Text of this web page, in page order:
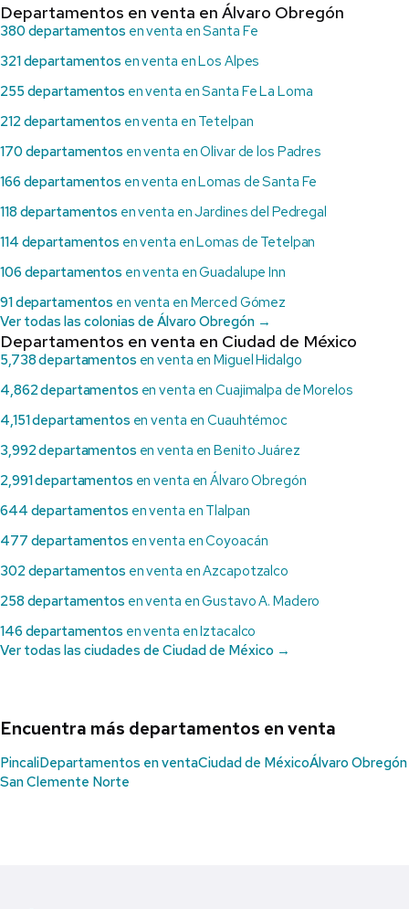
Departamentos en venta en Álvaro Obregón
380 departamentos en venta en Santa Fe
321 departamentos en venta en Los Alpes
255 departamentos en venta en Santa Fe La Loma
212 departamentos en venta en Tetelpan
170 departamentos en venta en Olivar de los Padres
166 departamentos en venta en Lomas de Santa Fe
118 departamentos en venta en Jardines del Pedregal
114 departamentos en venta en Lomas de Tetelpan
106 departamentos en venta en Guadalupe Inn
91 departamentos en venta en Merced Gómez
Ver todas las colonias de Álvaro Obregón →
Departamentos en venta en Ciudad de México
5,738 departamentos en venta en Miguel Hidalgo
4,862 departamentos en venta en Cuajimalpa de Morelos
4,151 departamentos en venta en Cuauhtémoc
3,992 departamentos en venta en Benito Juárez
2,991 departamentos en venta en Álvaro Obregón
644 departamentos en venta en Tlalpan
477 departamentos en venta en Coyoacán
302 departamentos en venta en Azcapotzalco
258 departamentos en venta en Gustavo A. Madero
146 departamentos en venta en Iztacalco
Ver todas las ciudades de Ciudad de México →
Encuentra más departamentos en venta
PincaliDepartamentos en ventaCiudad de MéxicoÁlvaro Obregón
San Clemente Norte